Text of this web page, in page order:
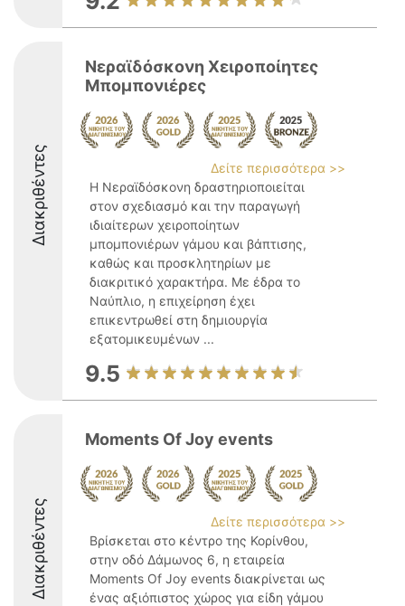
Διακριθέντες
Νεραϊδόσκονη Χειροποίητες
Μπομπονιέρες
Δείτε περισσότερα >>
Η Νεραϊδόσκονη δραστηριοποιείται
στον σχεδιασμό και την παραγωγή
ιδιαίτερων χειροποίητων
μπομπονιέρων γάμου και βάπτισης,
καθώς και προσκλητηρίων με
διακριτικό χαρακτήρα. Με έδρα το
Ναύπλιο, η επιχείρηση έχει
επικεντρωθεί στη δημιουργία
εξατομικευμένων ...
9.5
Διακριθέντες
Moments Of Joy events
Δείτε περισσότερα >>
Βρίσκεται στο κέντρο της Κορίνθου,
στην οδό Δάμωνος 6, η εταιρεία
Moments Of Joy events διακρίνεται ως
ένας αξιόπιστος χώρος για είδη γάμου